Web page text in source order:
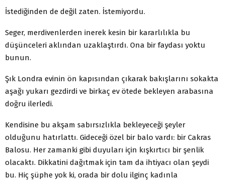
İstediğinden de değil zaten. İstemiyordu.
Seger, merdivenlerden inerek kesin bir kararlılıkla bu
düşünceleri aklından uzaklaştırdı. Ona bir faydası yoktu
bunun.
Şık Londra evinin ön kapısından çıkarak bakışlarını sokakta
aşağı yukarı gezdirdi ve birkaç ev ötede bekleyen arabasına
doğru ilerledi.
Kendisine bu akşam sabırsızlıkla bekleyeceği şeyler
olduğunu hatırlattı. Gideceği özel bir balo vardı: bir Cakras
Balosu. Her zamanki gibi duyuları için kışkırtıcı bir şenlik
olacaktı. Dikkatini dağıtmak için tam da ihtiyacı olan şeydi
bu. Hiç şüphe yok ki, orada bir dolu ilginç kadınla